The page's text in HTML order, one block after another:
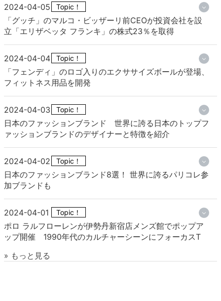
2024-04-05 Topic！
「グッチ」のマルコ・ビッザーリ前CEOが投資会社を設
立「エリザベッタ フランキ」の株式23％を取得
2024-04-04 Topic！
「フェンディ」のロゴ入りのエクササイズボールが登場、
フィットネス用品を開発
2024-04-03 Topic！
日本のファッションブランド 世界に誇る日本のトップフ
ァッションブランドのデザイナーと特徴を紹介
2024-04-02 Topic！
日本のファッションブランド8選！ 世界に誇るパリコレ参
加ブランドも
2024-04-01 Topic！
ポロ ラルフローレンが伊勢丹新宿店メンズ館でポップア
ップ開催 1990年代のカルチャーシーンにフォーカスT
» もっと見る